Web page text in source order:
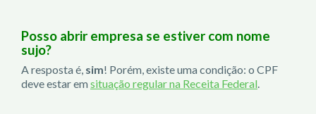
Posso abrir empresa se estiver com nome
sujo?
A resposta é, sim! Porém, existe uma condição: o CPF
deve estar emsituação regular na Receita Federal.